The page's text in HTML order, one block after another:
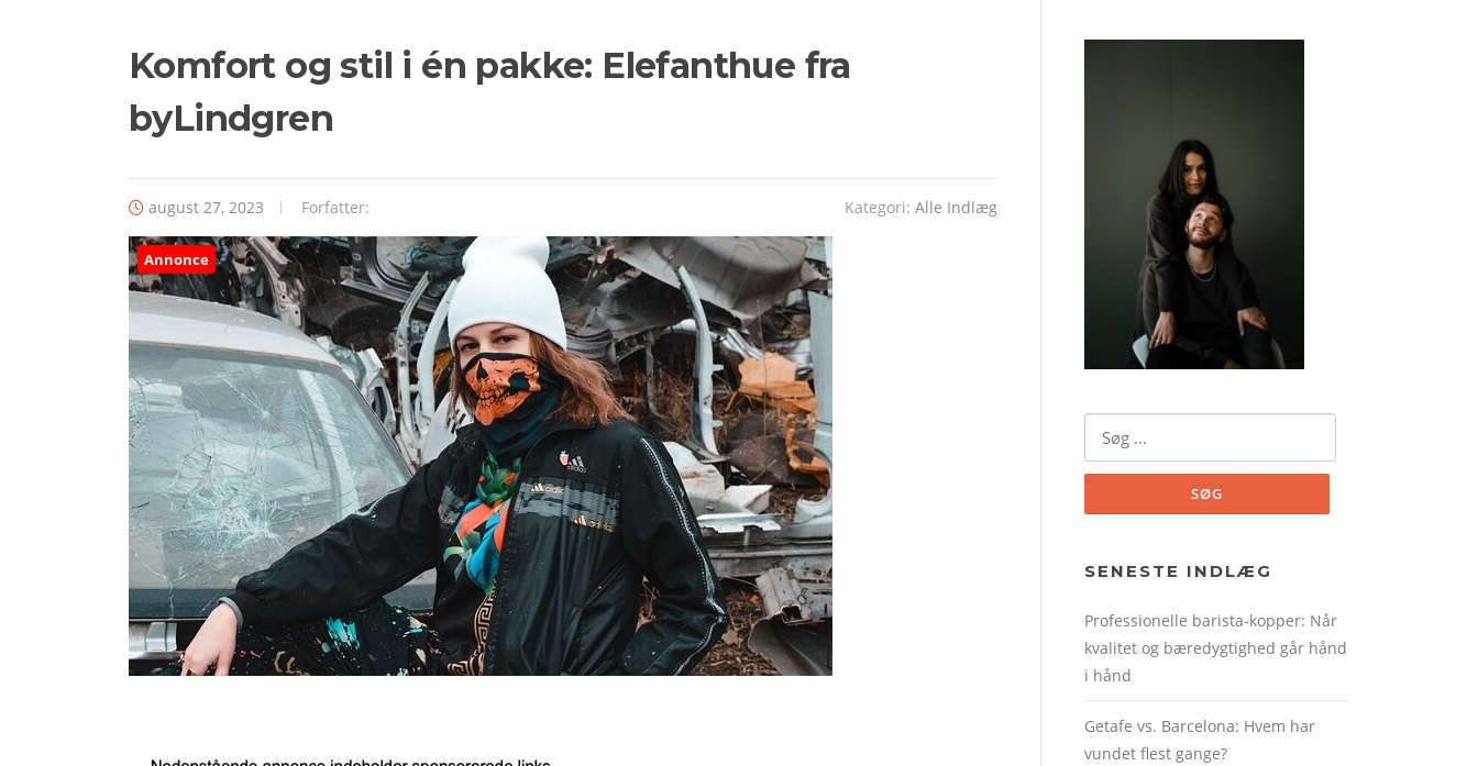
Komfort og stil i én pakke: Elefanthue fra
byLindgren
august 27, 2023 Forfatter: Kategori: Alle Indlæg
Annonce
efter:
SENESTE INDLÆG
Professionelle barista-kopper: Når
kvalitet og bæredygtighed går hånd
i hånd
Getafe vs. Barcelona: Hvem har
vundet flest gange?